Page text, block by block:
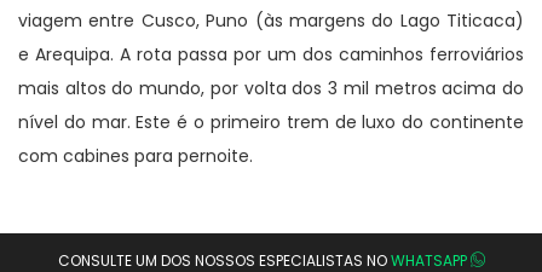
viagem entre Cusco, Puno (às margens do Lago Titicaca)
e Arequipa. A rota passa por um dos caminhos ferroviários
mais altos do mundo, por volta dos 3 mil metros acima do
nível do mar. Este é o primeiro trem de luxo do continente
com cabines para pernoite.
CONSULTE UM DOS NOSSOS ESPECIALISTAS NOWHATSAPP